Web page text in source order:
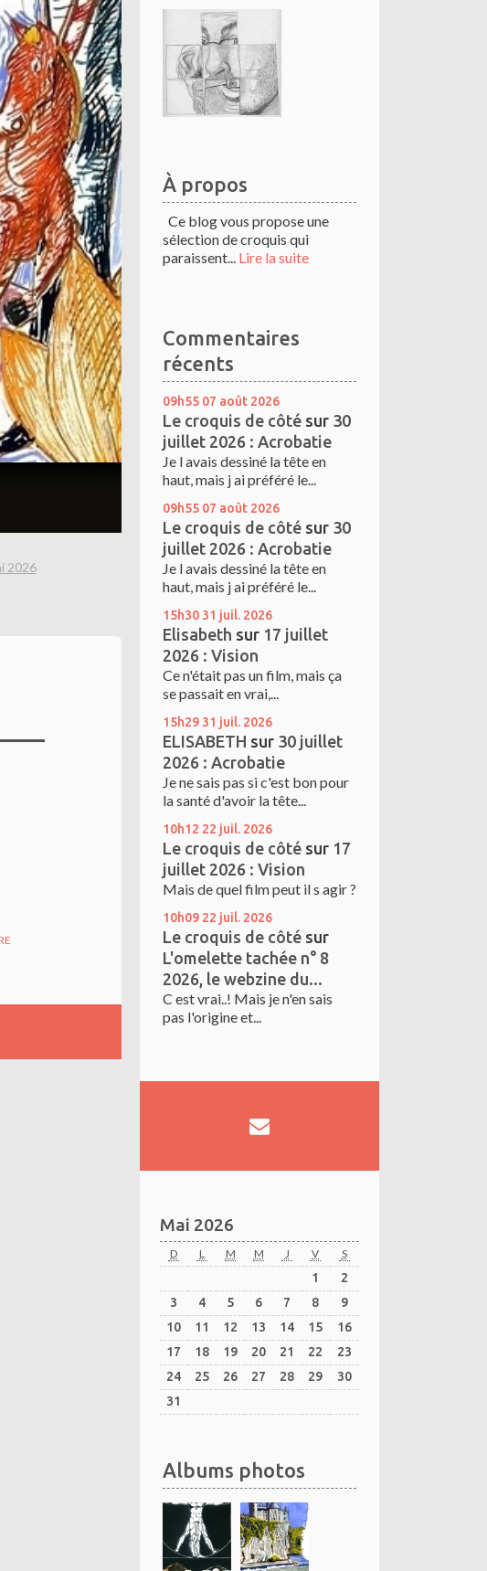
2026
À propos
Ce blog vous propose une
sélection de croquis qui
paraissent... Lire la suite
Commentaires
récents
09h55 07 août 2026
Le croquis de côté sur 30
juillet 2026 : Acrobatie
Je l avais dessiné la tête en
haut, mais j ai préféré le...
09h55 07 août 2026
Le croquis de côté sur 30
juillet 2026 : Acrobatie
Je l avais dessiné la tête en
haut, mais j ai préféré le...
15h30 31 juil. 2026
Elisabeth sur 17 juillet
2026 : Vision
Ce n'était pas un film, mais ça
se passait en vrai,...
15h29 31 juil. 2026
ELISABETH sur 30 juillet
2026 : Acrobatie
Je ne sais pas si c'est bon pour
la santé d'avoir la tête...
10h12 22 juil. 2026
Le croquis de côté sur 17
juillet 2026 : Vision
Mais de quel film peut il s agir ?
10h09 22 juil. 2026
Le croquis de côté sur
L'omelette tachée n° 8
2026, le webzine du...
C est vrai..! Mais je n'en sais
pas l'origine et...
Mai 2026
D L M M J V S
1
2
3
4 5 6 7 8
9
10
11 12 13 14 15
16
17
18 19 20 21 22
23
24
25 26 27 28 29
30
31
Albums photos